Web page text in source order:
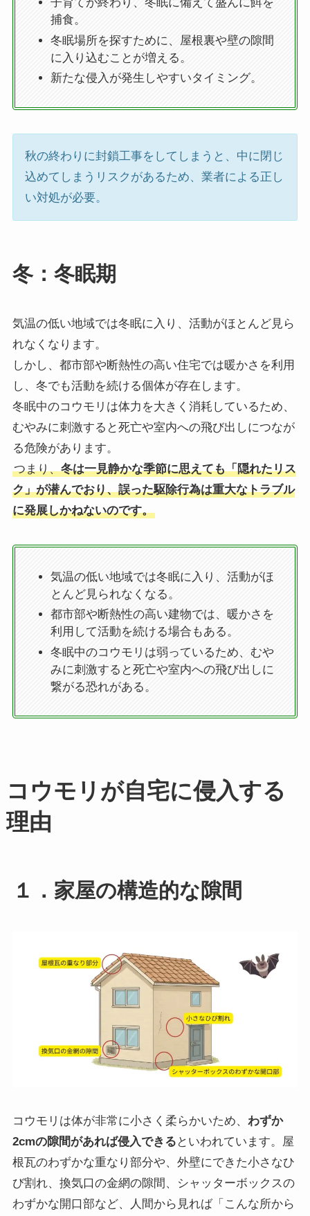
捕食。
冬眠場所を探すために、屋根裏や壁の隙間
に入り込むことが増える。
新たな侵入が発生しやすいタイミング。
秋の終わりに封鎖工事をしてしまうと、中に閉じ
込めてしまうリスクがあるため、業者による正し
い対処が必要。
冬：冬眠期
気温の低い地域では冬眠に入り、活動がほとんど見ら
れなくなります。
しかし、都市部や断熱性の高い住宅では暖かさを利用
し、冬でも活動を続ける個体が存在します。
冬眠中のコウモリは体力を大きく消耗しているため、
むやみに刺激すると死亡や室内への飛び出しにつなが
る危険があります。
つまり、冬は一見静かな季節に思えても「隠れたリス
ク」が潜んでおり、誤った駆除行為は重大なトラブル
に発展しかねないのです。
気温の低い地域では冬眠に入り、活動がほ
とんど見られなくなる。
都市部や断熱性の高い建物では、暖かさを
利用して活動を続ける場合もある。
冬眠中のコウモリは弱っているため、むや
みに刺激すると死亡や室内への飛び出しに
繋がる恐れがある。
コウモリが自宅に侵入する
理由
１． 家屋の構造的な隙間
コウモリは体が非常に小さく柔らかいため、 わずか
2cmの隙間があれば侵入できる といわれています。屋
根瓦のわずかな重なり部分や、外壁にできた小さなひ
び割れ、換気口の金網の隙間、シャッターボックスの
わずかな開口部など、人間から見れば「こんな所から